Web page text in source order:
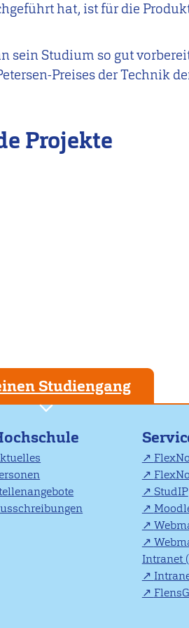
hat, ist für die
sein Studium so gut
Preises der Technik
Projekte
Studiengang
StudIP
Intranet